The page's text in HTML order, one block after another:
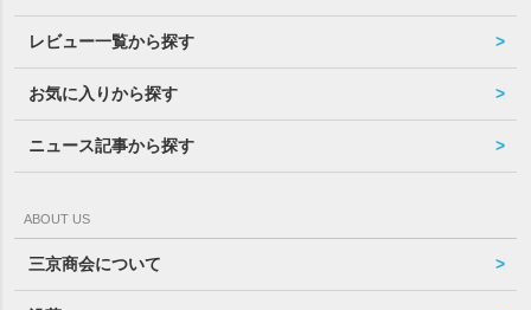
レビュー一覧から探す
お気に入りから探す
ニュース記事から探す
ABOUT US
三京商会について